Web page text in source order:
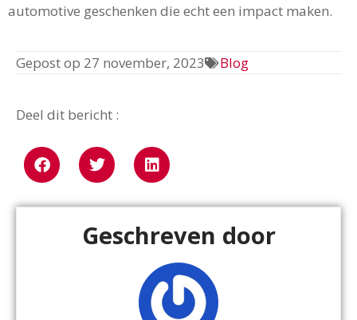
automotive geschenken die echt een impact maken.
Gepost op 27 november, 2023 Blog
Deel dit bericht :
Geschreven door